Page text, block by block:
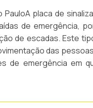
placa de
de emergência,
de escadas. Este
das
de emergência em
EM CONTAR